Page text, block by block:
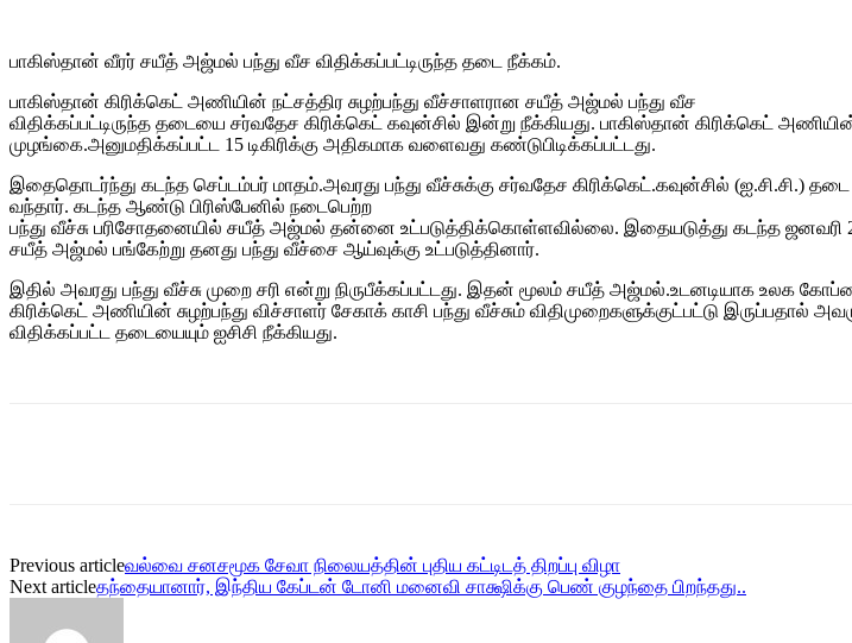
பாகிஸ்தான் வீரர் சயீத் அஜ்மல் பந்து வீச விதிக்கப்பட்டிருந்த தடை நீக்கம்.
பாகிஸ்தான் கிரிக்கெட் அணியின் நட்சத்திர சுழற்பந்து வீச்சாளரான சயீத் அஜ்மல் பந்து வீச
விதிக்கப்பட்டிருந்த தடையை சர்வதேச கிரிக்கெட் கவுன்சில் இன்று நீக்கியது. பாகிஸ்தான் கிரிக்கெட்
முழங்கை.அனுமதிக்கப்பட்ட 15 டிகிரிக்கு அதிகமாக வளைவது கண்டுபிடிக்கப்பட்டது.
இதைதொடர்ந்து கடந்த செப்டம்பர் மாதம்.அவரது பந்து வீச்சுக்கு சர்வதேச கிரிக்கெட்.கவுன்சில் (ஐ.சி.சி.)
வந்தார். கடந்த ஆண்டு பிரிஸ்பேனில் நடைபெற்ற
பந்து வீச்சு பரிசோதனையில் சயீத் அஜ்மல் தன்னை உட்படுத்திக்கொள்ளவில்லை. இதையடுத்து கடந்த
சயீத் அஜ்மல் பங்கேற்று தனது பந்து வீச்சை ஆய்வுக்கு உட்படுத்தினார்.
இதில் அவரது பந்து வீச்சு முறை சரி என்று நிருபீக்கப்பட்டது. இதன் மூலம் சயீத் அஜ்மல்.உடனடியாக உலக
கிரிக்கெட் அணியின் சுழற்பந்து விச்சாளர் சேகாக் காசி பந்து வீச்சும் விதிமுறைகளுக்குட்பட்டு இருப்பதால்
விதிக்கப்பட்ட தடையையும் ஐசிசி நீக்கியது.
Previous articleவல்வை சனசமூக சேவா நிலையத்தின் புதிய கட்டிடத் திறப்பு விழா
Next articleதந்தையானார், இந்திய கேப்டன் டோனி மனைவி சாக்ஷிக்கு பெண் குழந்தை பிறந்தது..